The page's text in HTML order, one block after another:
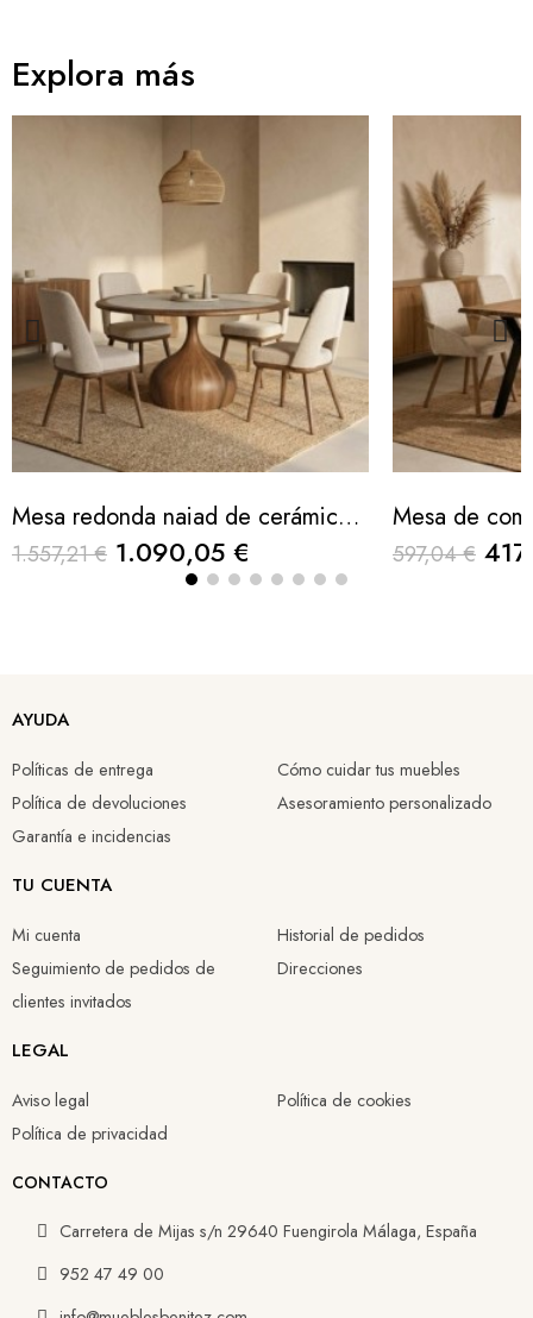
Explora más
Mesa redonda naiad de cerámica con base en forma de gota 135x76cm
1.557,21 € 1.090,05 € 597,04 €
AYUDA
Políticas de entrega
Política de devoluciones
Garantía e incidencias
Cómo cuidar tus muebles
Asesoramiento personalizado
TU CUENTA
Mi cuenta
Seguimiento de pedidos de
clientes invitados
Historial de pedidos
Direcciones
LEGAL
Aviso legal
Política de privacidad
Política de cookies
CONTACTO
Carretera de Mijas s/n 29640 Fuengirola Málaga, España
952 47 49 00